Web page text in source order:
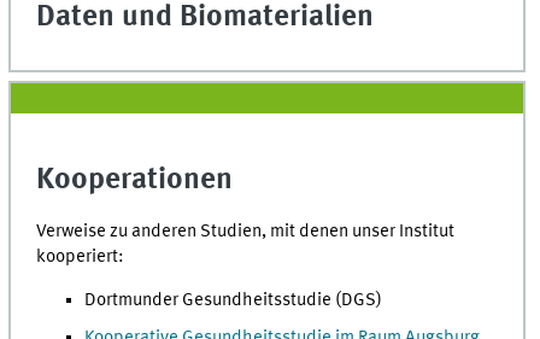
Daten und Biomaterialien
Kooperationen
Verweise zu anderen Studien, mit denen unser Institut
kooperiert:
Dortmunder Gesundheitsstudie (DGS)